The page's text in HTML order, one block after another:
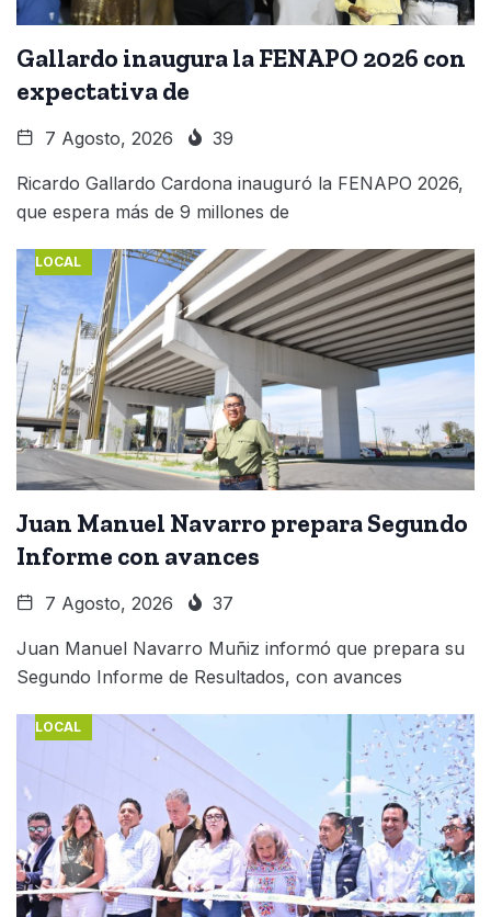
Gallardo inaugura la FENAPO 2026 con
expectativa de
7 Agosto, 2026 39
Ricardo Gallardo Cardona inauguró la FENAPO 2026,
que espera más de 9 millones de
LOCAL
Juan Manuel Navarro prepara Segundo
Informe con avances
7 Agosto, 2026 37
Juan Manuel Navarro Muñiz informó que prepara su
Segundo Informe de Resultados, con avances
LOCAL